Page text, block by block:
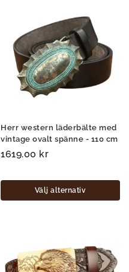
Herr western läderbälte med
vintage ovalt spänne - 110 cm
1619.00 kr
Välj alternativ